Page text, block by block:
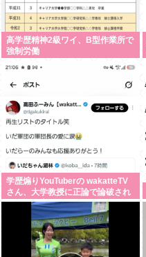
高学歴精神2級ワイ、B型作業所で
強制労働
学歴煽りYouTuberの wakatteTV
さん、大学教授に正論で論破され
たので信者ファンネルに冷笑させ
るしかなす術がなくなる